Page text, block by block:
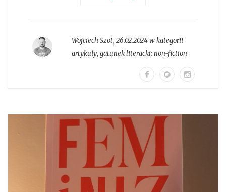
Wojciech Szot, 26.02.2024 w kategorii
artykuły, gatunek literacki:non-fiction